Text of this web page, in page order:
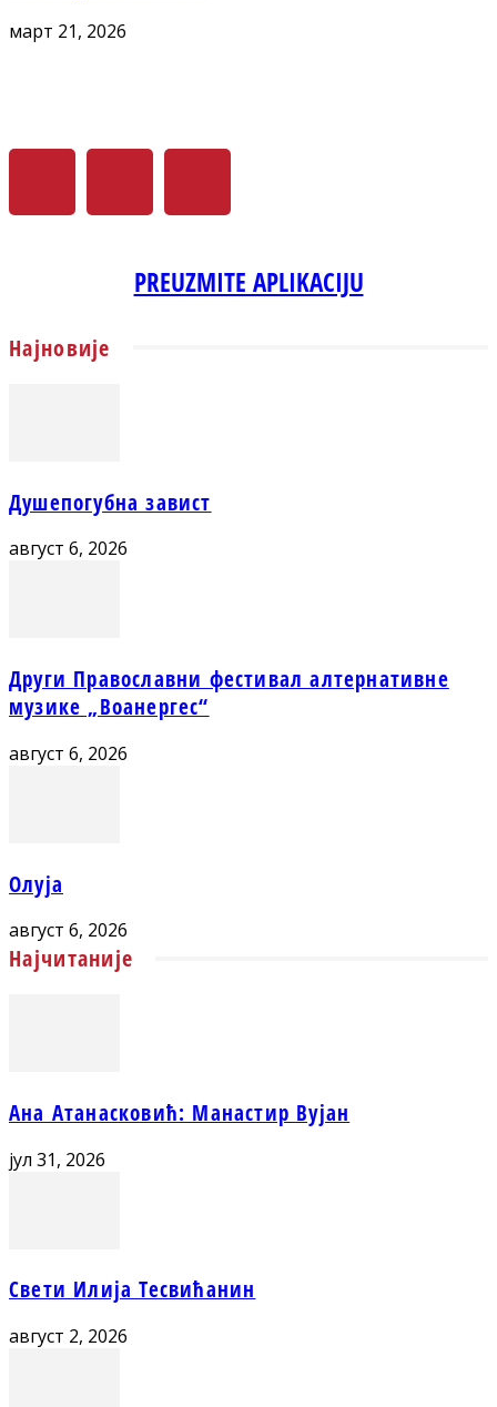
март 21, 2026
PREUZMITE APLIKACIJU
Најновије
Душепогубна завист
август 6, 2026
Други Православни фестивал алтернативне
музике „Воанергес“
август 6, 2026
Олуја
август 6, 2026
Најчитаније
Ана Атанасковић: Манастир Вујан
јул 31, 2026
Свети Илија Тесвићанин
август 2, 2026